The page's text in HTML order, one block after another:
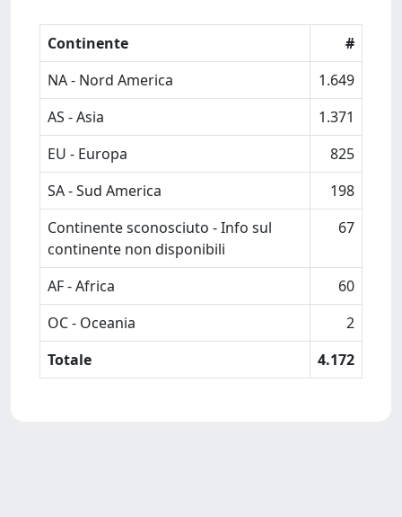
Continente
#
NA - Nord America
1.649
AS - Asia
1.371
EU - Europa
825
SA - Sud America
198
Continente sconosciuto - Info sul
continente non disponibili
67
AF - Africa
60
OC - Oceania
2
Totale
4.172